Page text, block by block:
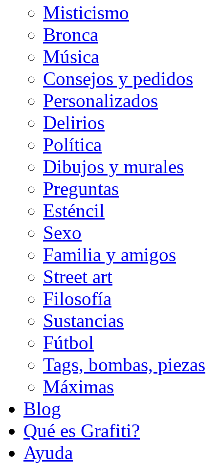
Misticismo
Bronca
Música
Consejos y pedidos
Personalizados
Delirios
Política
Dibujos y murales
Preguntas
Esténcil
Sexo
Familia y amigos
Street art
Filosofía
Sustancias
Fútbol
Tags, bombas, piezas
Máximas
Blog
Qué es Grafiti?
Ayuda